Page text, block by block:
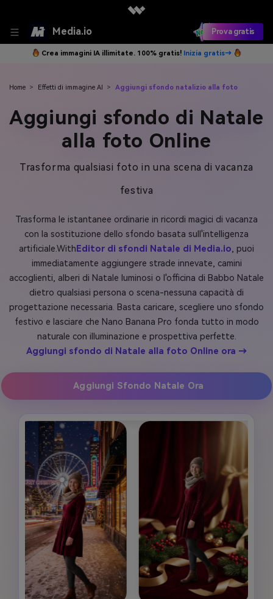
Media.io Prova gratis
Crea immagini IA illimitate. 100% gratis! Inizia gratis→
Home > Effetti di immagine AI > Aggiungi sfondo natalizio alla foto
Aggiungi sfondo di Natale
alla foto Online
Trasforma qualsiasi foto in una scena di vacanza
festiva
Trasforma le istantanee ordinarie in ricordi magici di vacanza
con la sostituzione dello sfondo basata sull'intelligenza
artificiale.With Editor di sfondi Natale di Media.io, puoi
immediatamente aggiungere strade innevate, camini
accoglienti, alberi di Natale luminosi o l'officina di Babbo Natale
dietro qualsiasi persona o scena-nessuna capacità di
progettazione necessaria. Basta caricare, scegliere uno sfondo
festivo e lasciare che Nano Banana Pro fonda tutto in modo
naturale con illuminazione e prospettiva perfette.
Aggiungi sfondo di Natale alla foto Online ora →
Aggiungi Sfondo Natale Ora